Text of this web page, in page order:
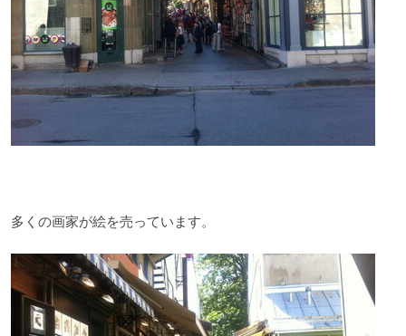
多くの画家が絵を売っています。